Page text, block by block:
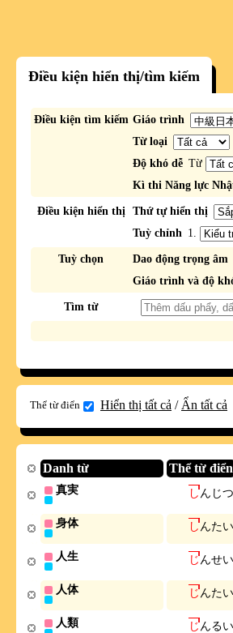
Điều kiện hiển thị/tìm kiếm
Điều kiện tìm kiếm Giáo trình
Từ loại
Độ khó dễ Từ
Kì thi Năng lực
Điều kiện hiển thị
Thứ tự hiển thị
Tuỳ chỉnh 1.
Tuỳ chọn Dao động trọng âm
Giáo trình và độ
Tìm từ
Thể từ điển Hiển thị tất cả / Ẩn tất cả
Danh từ Thể từ điển
真実 しん じつ
身体 しんたい
人生 じんせい
人体 じんたい
人類 じんるい